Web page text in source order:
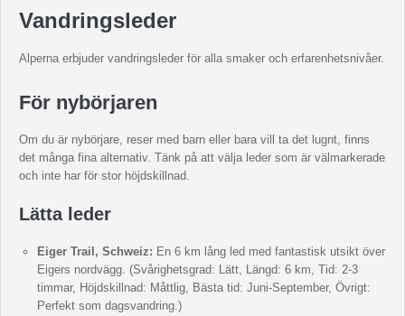
Vandringsleder
Alperna erbjuder vandringsleder för alla smaker och erfarenhetsnivåer.
För nybörjaren
Om du är nybörjare, reser med barn eller bara vill ta det lugnt, finns
det många fina alternativ. Tänk på att välja leder som är välmarkerade
och inte har för stor höjdskillnad.
Lätta leder
Eiger Trail, Schweiz: En 6 km lång led med fantastisk utsikt över
Eigers nordvägg. (Svårighetsgrad: Lätt, Längd: 6 km, Tid: 2-3
timmar, Höjdskillnad: Måttlig, Bästa tid: Juni-September, Övrigt:
Perfekt som dagsvandring.)